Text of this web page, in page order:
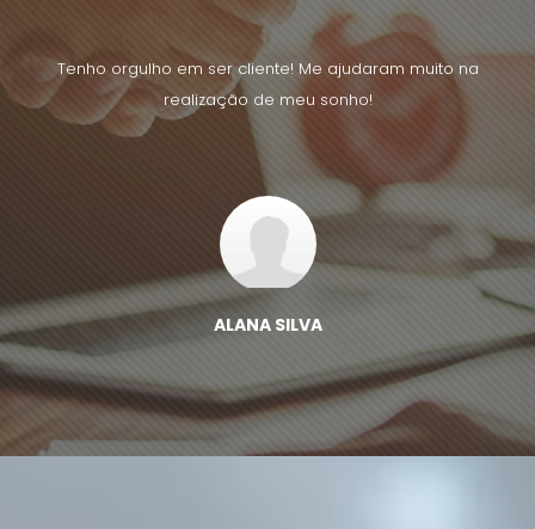
Tenho orgulho em ser cliente! Me ajudaram muito na
realização de meu sonho!
ALANA SILVA